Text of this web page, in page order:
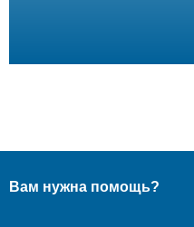
Вам нужна помощь?